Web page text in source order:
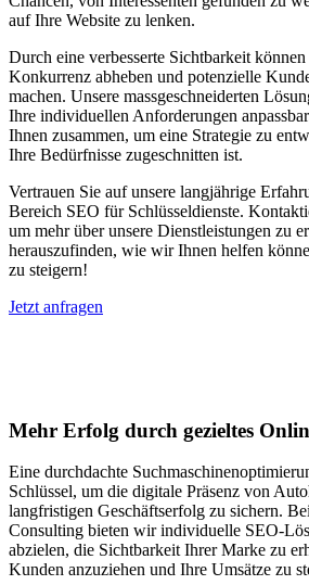
auf Ihre Website zu lenken.
Durch eine verbesserte Sichtbarkeit
Konkurrenz abheben und potenzielle
machen. Unsere massgeschneiderten
Ihre individuellen Anforderungen
Ihnen zusammen, um eine Strategie zu
Ihre Bedürfnisse zugeschnitten ist.
Vertrauen Sie auf unsere langjährige
Bereich SEO für Schlüsseldienste.
um mehr über unsere Dienstleistungen zu
herauszufinden, wie wir Ihnen helfen
zu steigern!
Jetzt anfragen
Mehr Erfolg durch gezieltes
Eine durchdachte
Schlüssel, um die digitale Präsenz von
langfristigen Geschäftserfolg zu sichern.
Consulting bieten wir individuelle SEO-
abzielen, die Sichtbarkeit Ihrer Marke zu
Kunden anzuziehen und Ihre Umsätze zu